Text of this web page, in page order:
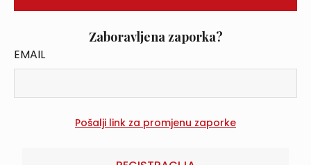
Zaboravljena zaporka?
EMAIL